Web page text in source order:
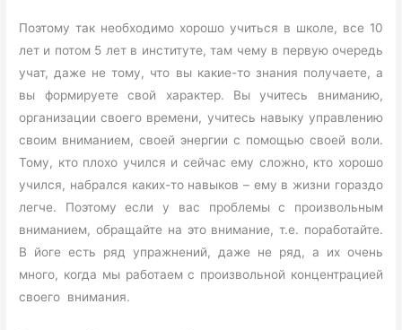
Поэтому так необходимо хорошо учиться в школе, все 10
лет и потом 5 лет в институте, там чему в первую очередь
учат, даже не тому, что вы какие-то знания получаете, а
вы формируете свой характер. Вы учитесь вниманию,
организации своего времени, учитесь навыку управлению
своим вниманием, своей энергии с помощью своей воли.
Тому, кто плохо учился и сейчас ему сложно, кто хорошо
учился, набрался каких-то навыков – ему в жизни гораздо
легче. Поэтому если у вас проблемы с произвольным
вниманием, обращайте на это внимание, т.е. поработайте.
В йоге есть ряд упражнений, даже не ряд, а их очень
много, когда мы работаем с произвольной концентрацией
своего внимания.